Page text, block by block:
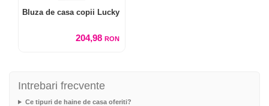
Bluza de casa copii Lucky
204,98 RON
Intrebari frecvente
Ce tipuri de haine de casa oferiti?